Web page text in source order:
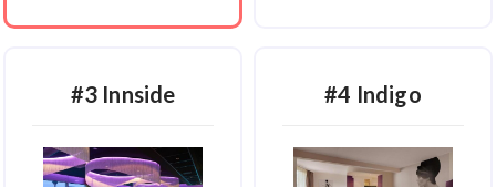
#3 Innside #4 Indigo